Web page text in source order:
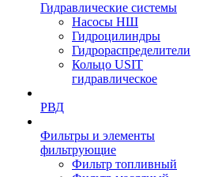
Гидравлические системы
Насосы НШ
Гидроцилиндры
Гидрораспределители
Кольцо USIT
гидравлическое
РВД
Фильтры и элементы
фильтрующие
Фильтр топливный